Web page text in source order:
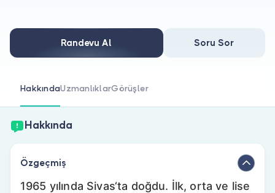
Doktorlar için
Doktor musunuz?
Randevu Al Soru Sor
HakkındaUzmanlıklarGörüşler
Hakkında
Özgeçmiş
1965 yılında Sivas‘ta doğdu. İlk, orta ve lise